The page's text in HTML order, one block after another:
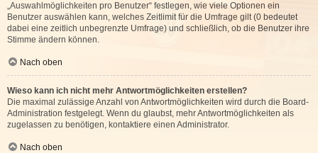
„Auswahlmöglichkeiten pro Benutzer“ festlegen, wie viele Optionen ein
Benutzer auswählen kann, welches Zeitlimit für die Umfrage gilt (0 bedeutet
dabei eine zeitlich unbegrenzte Umfrage) und schließlich, ob die Benutzer ihre
Stimme ändern können.
Nach oben
Wieso kann ich nicht mehr Antwortmöglichkeiten erstellen?
Die maximal zulässige Anzahl von Antwortmöglichkeiten wird durch die Board-
Administration festgelegt. Wenn du glaubst, mehr Antwortmöglichkeiten als
zugelassen zu benötigen, kontaktiere einen Administrator.
Nach oben